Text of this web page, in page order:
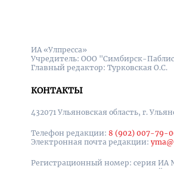
ИА «Улпресса»
Учредитель: ООО "Симбирск-
Главный редактор: Турковская О.С.
КОНТАКТЫ
432071 Ульяновская область, г.
Телефон редакции: 8 (902) 007-79-
Электронная почта редакции:
Регистрационный номер: серия ИА